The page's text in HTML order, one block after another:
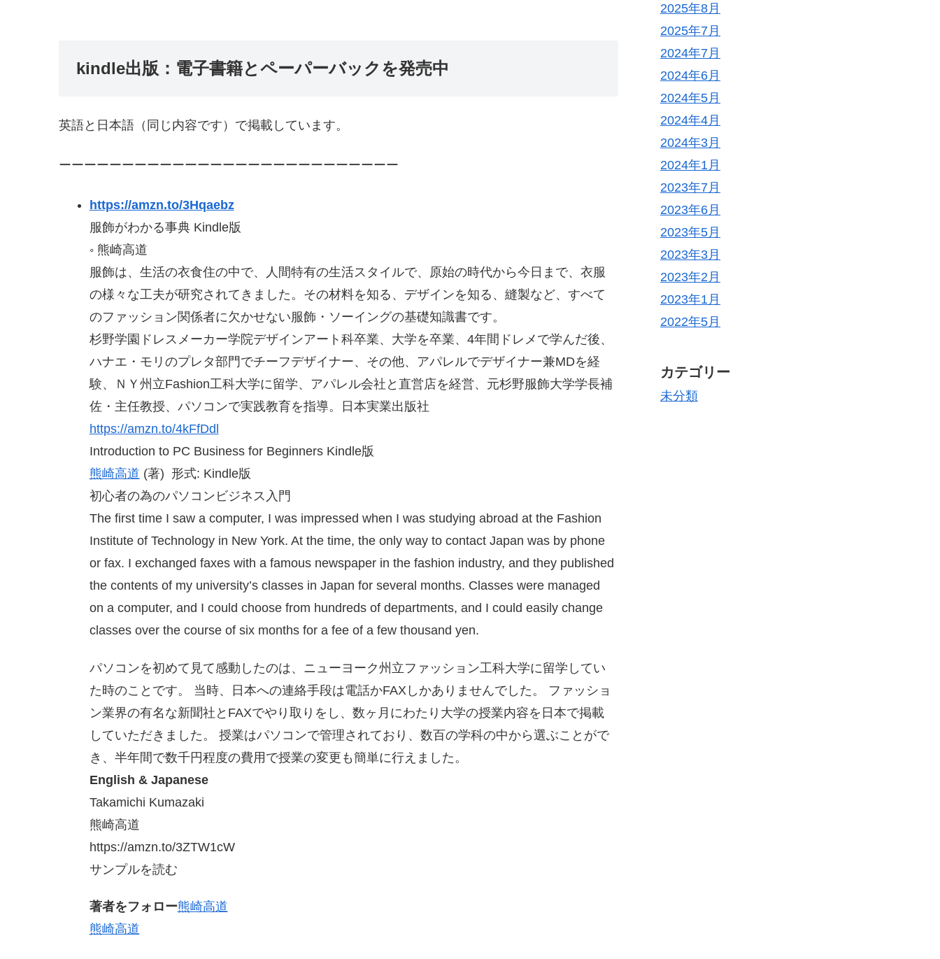
kindle出版：電子書籍とペーパーバックを発売中
英語と日本語（同じ内容です）で掲載しています。
ーーーーーーーーーーーーーーーーーーーーーーーーーーー
https://amzn.to/3Hqaebz
服飾がわかる事典Kindle版
◦ 熊崎高道
服飾は、生活の衣食住の中で、人間特有の生活スタイルで、原始の時代から今日まで、衣服
の様々な工夫が研究されてきました。その材料を知る、デザインを知る、縫製など、すべて
のファッション関係者に欠かせない服飾・ソーイングの基礎知識書です。
杉野学園ドレスメーカー学院デザインアート科卒業、大学を卒業、 4年間ドレメで学んだ後、
ハナエ・モリのプレタ部門でチーフデザイナー、その他、アパレルでデザイナー兼MDを経
験、ＮＹ州立Fashion工科大学に留学、アパレル会社と直営店を経営、元杉野服飾大学学長補
佐・主任教授、パソコンで実践教育を指導。日本実業出版社
https://amzn.to/4kFfDdl
Introduction to PC Business for Beginners Kindle版
熊崎高道 (著) 形式: Kindle版
初心者の為のパソコンビジネス入門
The first time I saw a computer, I was impressed when I was studying abroad at the Fashion
Institute of Technology in New York. At the time, the only way to contact Japan was by phone
or fax. I exchanged faxes with a famous newspaper in the fashion industry, and they published
the contents of my university’s classes in Japan for several months. Classes were managed
on a computer, and I could choose from hundreds of departments, and I could easily change
classes over the course of six months for a fee of a few thousand yen.
パソコンを初めて見て感動したのは、ニューヨーク州立ファッション工科大学に留学してい
た時のことです。
当時、日本への連絡手段は電話かFAX しかありませんでした。
ファッショ
ン業界の有名な新聞社と FAXでやり取りをし、数ヶ月にわたり大学の授業内容を日本で掲載
していただきました。
授業はパソコンで管理されており、数百の学科の中から選ぶことがで
き、半年間で数千円程度の費用で授業の変更も簡単に行えました。
English & Japanese
Takamichi Kumazaki
熊崎高道
https://amzn.to/3ZTW1cW
サンプルを読む
著者をフォロー熊崎高道
熊崎高道
2025年8月
2025年7月
2024年7月
2024年6月
2024年5月
2024年4月
2024年3月
2024年1月
2023年7月
2023年6月
2023年5月
2023年3月
2023年2月
2023年1月
2022年5月
カテゴリー
未分類